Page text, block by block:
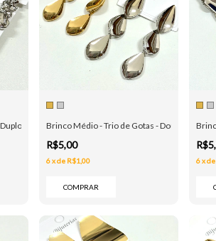
- Dourado e Prata
Brinco Médio - Trio de Gotas - Dourado e
R$5,00
6 xde R$1,00
COMPRAR
6xde